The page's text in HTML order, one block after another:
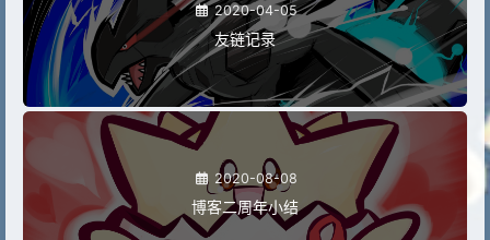
2020-04-05
友链记录
2020-08-08
博客二周年小结